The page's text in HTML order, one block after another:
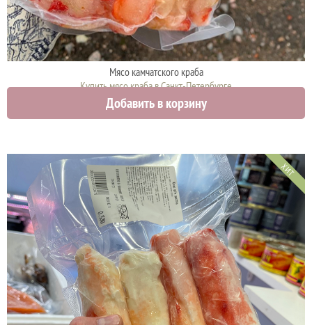
Мясо камчатского краба
Купить мясо краба в Санкт-Петербурге
3100 руб.
Добавить в корзину
ХИТ